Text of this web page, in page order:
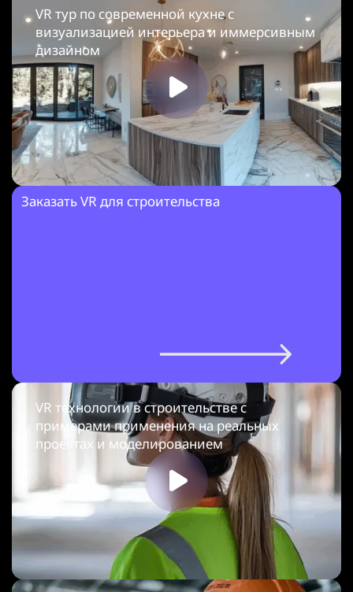
VR тур по современной кухне с
визуализацией интерьера и иммерсивным
дизайном
Заказать VR для строительства
VR технологии в строительстве с
примерами применения на реальных
проектах и моделированием